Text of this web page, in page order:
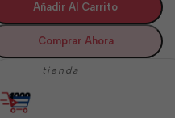
Añadir Al Carrito
Comprar Ahora
tienda